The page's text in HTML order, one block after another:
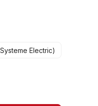
Electric)